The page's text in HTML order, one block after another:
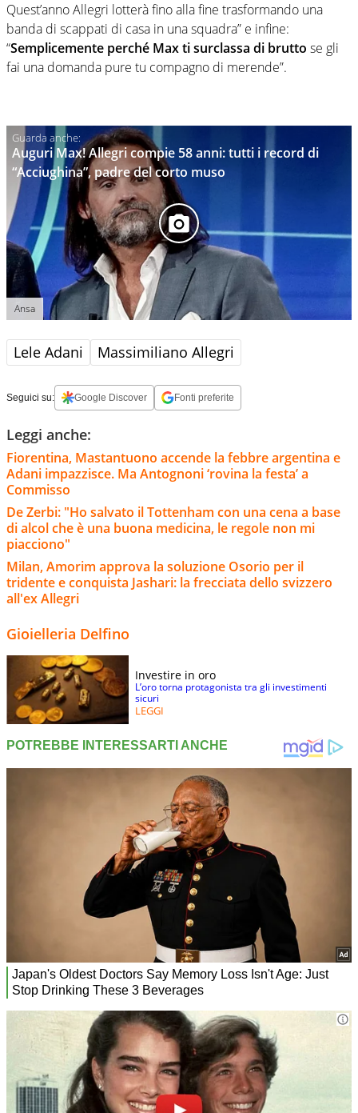
Quest’anno Allegri lotterà fino alla fine trasformando una
banda di scappati di casa in una squadra” e infine:
“Semplicemente perché Max ti surclassa di brutto se gli
fai una domanda pure tu compagno di merende”.
Auguri Max! Allegri compie 58 anni: tutti i record di
“Acciughina”, padre del corto muso
Ansa
Lele Adani Massimiliano Allegri
Seguici su: Google Discover Fonti preferite
Leggi anche:
Fiorentina, Mastantuono accende la febbre argentina e
Adani impazzisce. Ma Antognoni ‘rovina la festa’ a
Commisso
De Zerbi: "Ho salvato il Tottenham con una cena a base
di alcol che è una buona medicina, le regole non mi
piacciono"
Milan, Amorim approva la soluzione Osorio per il
tridente e conquista Jashari: la frecciata dello svizzero
all'ex Allegri
Gioielleria Delfino
Investire in oro
L’oro torna protagonista tra gli investimenti
sicuri
LEGGI